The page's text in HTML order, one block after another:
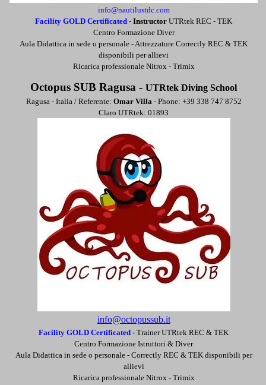
info@nautilustdc.com
Facility GOLD Certificated -Instructor UTRtek REC - TEK
Centro Formazione Diver
Aula Didattica in sede o personale -Attrezzature Correctly REC & TEK
disponibili per allievi
Ricarica professionale Nitrox - Trimix
Octopus SUB Ragusa -UTRtek Diving School
Ragusa - Italia / Referente: Omar Villa- Phone: +39 338 747 8752
Claro UTRtek: 01893
info@octopussub.it
Facility GOLD Certificated - Trainer UTRtek REC & TEK
Centro Formazione Istruttori & Diver
Aula Didattica in sede o personale -Correctly REC & TEK disponibili per
allievi
Ricarica professionale Nitrox - Trimix